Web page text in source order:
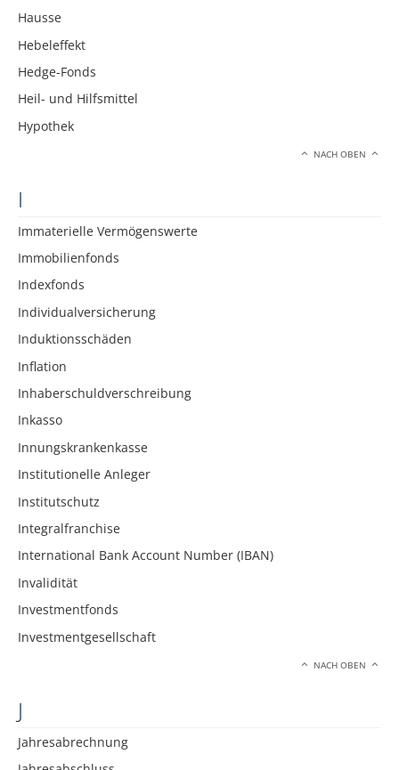
Hausse
Hebeleffekt
Hedge-Fonds
Heil- und Hilfsmittel
Hypothek
NACH OBEN
I
Immaterielle Vermögenswerte
Immobilienfonds
Indexfonds
Individualversicherung
Induktionsschäden
Inflation
Inhaberschuldverschreibung
Inkasso
Innungskrankenkasse
Institutionelle Anleger
Institutschutz
Integralfranchise
International Bank Account Number (IBAN)
Invalidität
Investmentfonds
Investmentgesellschaft
NACH OBEN
J
Jahresabrechnung